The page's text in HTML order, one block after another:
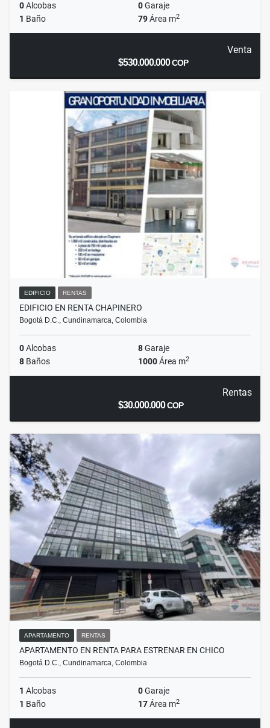
0Alcobas 0Garaje
1 Baño 79Área m2
Venta
$530.000.000COP
EDIFICIO RENTAS
EDIFICIO EN RENTA CHAPINERO
Bogotá D.C., Cundinamarca, Colombia
0Alcobas 8Garaje
8 Baños 1000Área m2
Rentas
$30.000.000COP
APARTAMENTO RENTAS
APARTAMENTO EN RENTA PARA ESTRENAR EN CHICO
Bogotá D.C., Cundinamarca, Colombia
1 Alcobas 0Garaje
1 Baño 17Área m2